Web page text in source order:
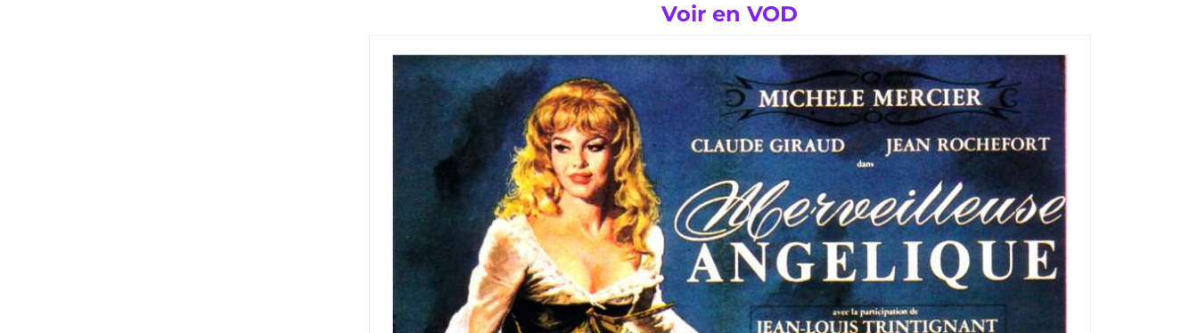
Voir en VOD